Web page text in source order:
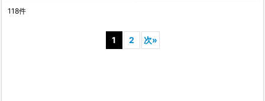
118件
1 2 次»